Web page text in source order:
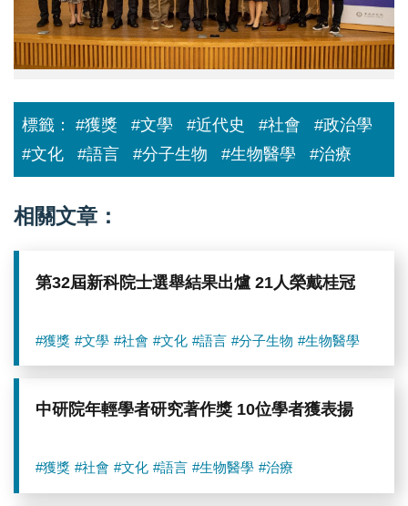
獎
1_
大
標籤：
#獲獎 #文學 #近代史 #社會
#政治學
#文化
#語言 #分子生物 #生物醫學 #治療
相關文章：
第32屆新科院士選舉結果出爐 21人榮戴桂冠
#獲獎 #文學 #社會 #文化 #語言 #分子生物 #生物醫學
中研院年輕學者研究著作獎 10位學者獲表揚
#獲獎 #社會 #文化 #語言 #生物醫學 #治療